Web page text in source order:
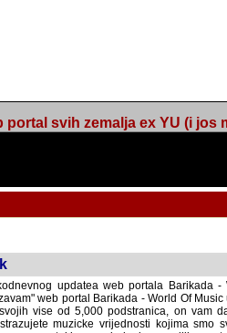
portal svih zemalja ex YU (i jos
updatea web portala Barikada
web portal Barikada - World Of
vise od 5,000 podstranica, on vam
muzicke vrijednosti kojima smo svi